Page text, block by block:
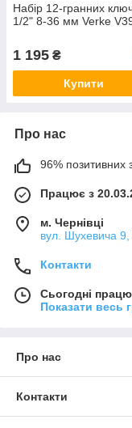
Набір 12-гранних
1/2" 8-36 мм Verke
1 195 ₴
Купити
Про нас
96% позитивних з
Працює з
м. Чернівці
вул. Шухевича 9,
Контакти
Сьогодні
Показати весь
Про нас
Контакти